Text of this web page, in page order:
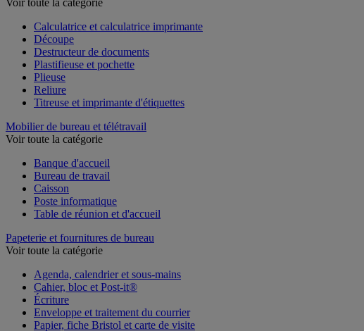
Calculatrice et calculatrice imprimante
Découpe
Destructeur de documents
Plastifieuse et pochette
Plieuse
Reliure
Titreuse et imprimante d'étiquettes
Mobilier de bureau et télétravail
Voir toute la catégorie
Banque d'accueil
Bureau de travail
Caisson
Poste informatique
Table de réunion et d'accueil
Papeterie et fournitures de bureau
Voir toute la catégorie
Agenda, calendrier et sous-mains
Cahier, bloc et Post-it®
Écriture
Enveloppe et traitement du courrier
Papier, fiche Bristol et carte de visite